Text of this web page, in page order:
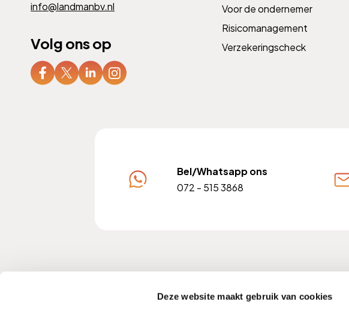
Deze website maakt gebruik van cookies
info@landmanbv.nl
Volg ons op
Voor de ondernemer
Risicomanagement
Verzekeringscheck
Bel/Whatsapp ons
072 - 515 3868